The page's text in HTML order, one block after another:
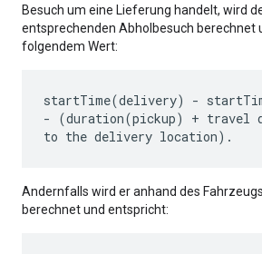
Besuch um eine Lieferung handelt, wird
entsprechenden Abholbesuch berechnet
folgendem Wert:
startTime(delivery) -
- (duration(pickup) + travel
Andernfalls wird er anhand des Fahrzeugs
berechnet und entspricht: